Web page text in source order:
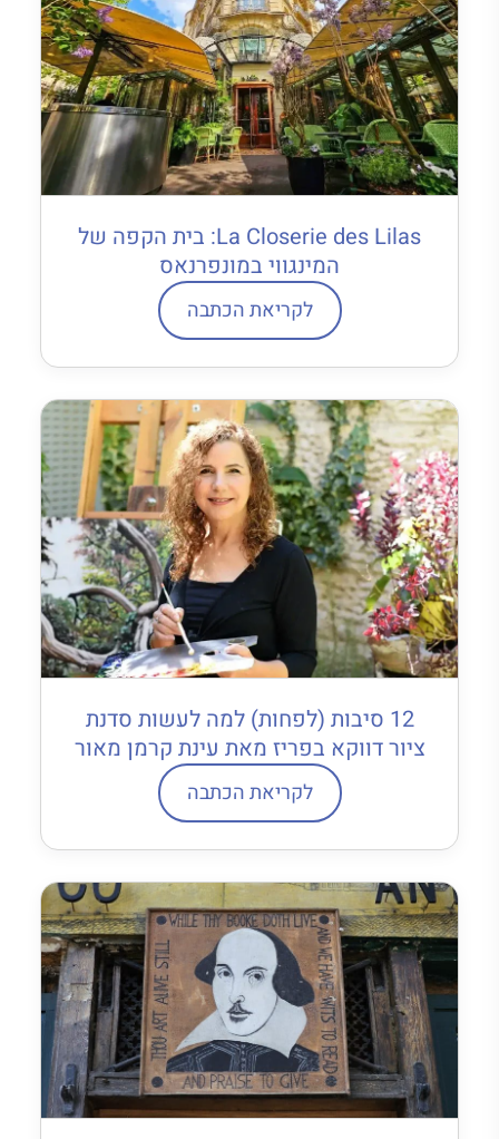
La Closerie des Lilas: בית הקפה של
המינגווי במונפרנאס
לקריאת הכתבה
12 סיבות (לפחות) למה לעשות סדנת
ציור דווקא בפריז מאת עינת קרמן מאור
לקריאת הכתבה